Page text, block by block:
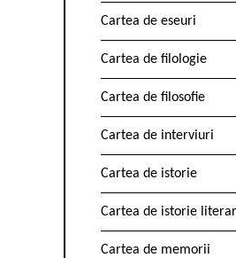
Cartea de eseuri
Cartea de filologie
Cartea de filosofie
Cartea de interviuri
Cartea de istorie
Cartea de istorie
Cartea de memorii